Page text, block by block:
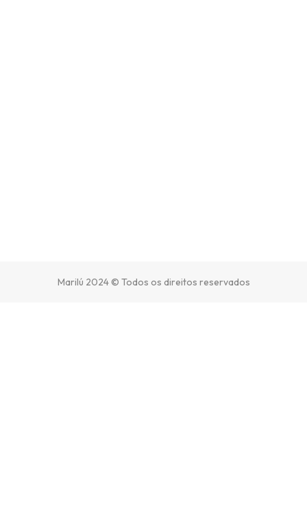
Marilú 2024 © Todos os direitos reservados